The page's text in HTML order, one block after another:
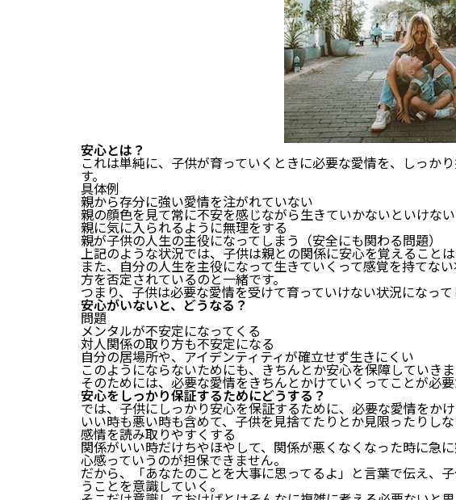
安心とは？
これは単純に、子供が育っていくときに必要な愛情を、しっか
す。
具体例
親から存分に強い愛情を注がれていない
親の顔色を見て常に不安を感じながら生きていかないといけない
親に気に入られるように無理をする
親が子供の人生の主役になってしまう（安全にも関わる問題）
上記のような状況では、子供は親との関係に安心を覚えること
また、自分の人生を主役になって生きていくって感覚を持てな
方を否定されているのと一緒です。
つまり、子供は必要な愛情を受けて育っていけない状況になって
安心がいないと、どうなる？
問題
メンタルが不安定になってくる
対人関係の取り方も不安定になる
自分の居場所や、アイデンティティが確立せず生きにくい
このようにならないためにも、きちんとか安心を保障していきま
そのためには、必要な愛情をきちんとかけていくってことが必要
安心をしっかり保証するためにどうする？
では、子供にしっかり安心を保証するために、必要な愛情をか
いい時も悪い時も含めて、子供を見捨てたりとか見限ったりし
感情を読み取りやすくする
関係がいい時だけちやほやして、関係が悪くなくなった時に急
心感っていうのが担保できません。
だから、「あなたのことを大事に思ってるよ」と言葉で伝え、
うことを意識していく。